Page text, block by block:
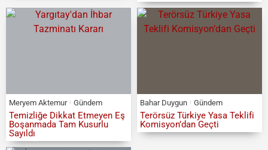
Meryem Aktemur Gündem
Temizliğe Dikkat Etmeyen Eş
Boşanmada Tam Kusurlu
Sayıldı
Bahar Duygun Gündem
Terörsüz Türkiye Yasa Teklifi
Komisyon’dan Geçti